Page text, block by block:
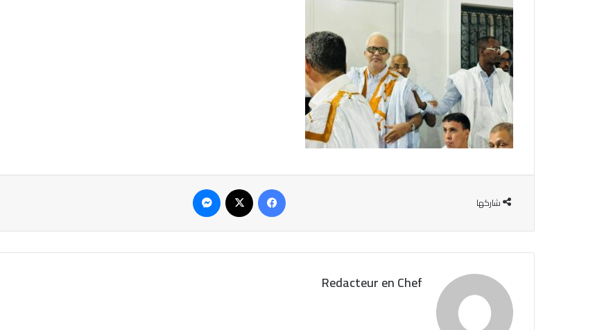
شاركها
Redacteur en Chef